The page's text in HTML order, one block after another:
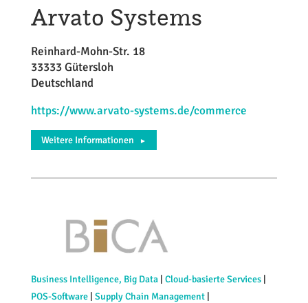
Arvato Systems
Reinhard-Mohn-Str. 18
33333 Gütersloh
Deutschland
https://www.arvato-systems.de/commerce
Weitere Informationen ►
Business Intelligence, Big Data| Cloud-basierte Services|
POS-Software| Supply Chain Management|